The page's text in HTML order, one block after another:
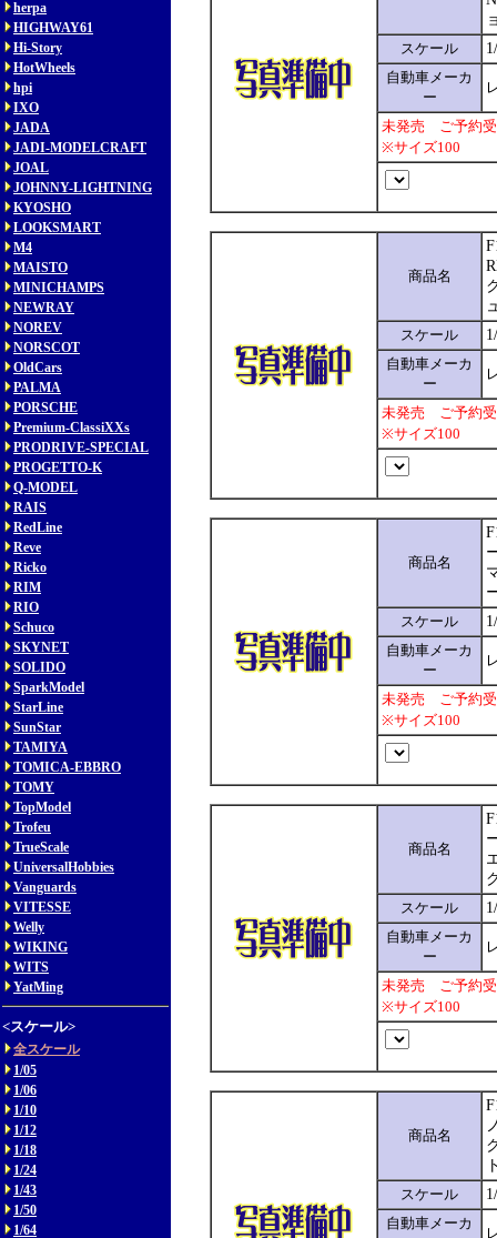
herpa
HIGHWAY61
Hi-Story
HotWheels
hpi
IXO
JADA
JADI-MODELCRAFT
JOAL
JOHNNY-LIGHTNING
KYOSHO
LOOKSMART
M4
MAISTO
MINICHAMPS
NEWRAY
NOREV
NORSCOT
OldCars
PALMA
PORSCHE
Premium-ClassiXXs
PRODRIVE-SPECIAL
PROGETTO-K
Q-MODEL
RAIS
RedLine
Reve
Ricko
RIM
RIO
Schuco
SKYNET
SOLIDO
SparkModel
StarLine
SunStar
TAMIYA
TOMICA-EBBRO
TOMY
TopModel
Trofeu
TrueScale
UniversalHobbies
Vanguards
VITESSE
Welly
WIKING
WITS
YatMing
<スケール>
全スケール
1/05
1/06
1/10
1/12
1/18
1/24
1/43
1/50
1/64
スケール
自動車メーカ
ー
未発売 ご予約
※サイズ100
商品名
スケール
自動車メーカ
ー
未発売 ご予約
※サイズ100
商品名
スケール
自動車メーカ
ー
未発売 ご予約
※サイズ100
商品名
スケール
自動車メーカ
ー
未発売 ご予約
※サイズ100
商品名
スケール
自動車メーカ